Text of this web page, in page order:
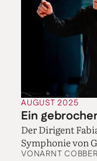
AUGUST 2025
Ein
Der Dirigent
Symphonie von
VONARNT